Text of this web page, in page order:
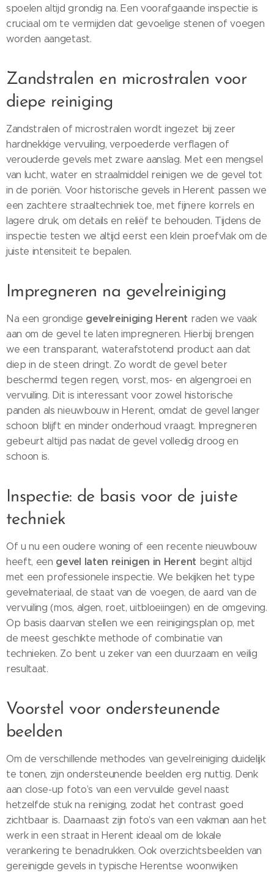
spoelen altijd grondig na. Een voorafgaande inspectie is
cruciaal om te vermijden dat gevoelige stenen of voegen
worden aangetast.
Zandstralen en microstralen voor
diepe reiniging
Zandstralen of microstralen wordt ingezet bij zeer
hardnekkige vervuiling, verpoederde verflagen of
verouderde gevels met zware aanslag. Met een mengsel
van lucht, water en straalmiddel reinigen we de gevel tot
in de poriën. Voor historische gevels in Herent passen we
een zachtere straaltechniek toe, met fijnere korrels en
lagere druk, om details en reliëf te behouden. Tijdens de
inspectie testen we altijd eerst een klein proefvlak om de
juiste intensiteit te bepalen.
Impregneren na gevelreiniging
Na een grondige gevelreiniging Herent raden we vaak
aan om de gevel te laten impregneren. Hierbij brengen
we een transparant, waterafstotend product aan dat
diep in de steen dringt. Zo wordt de gevel beter
beschermd tegen regen, vorst, mos- en algengroei en
vervuiling. Dit is interessant voor zowel historische
panden als nieuwbouw in Herent, omdat de gevel langer
schoon blijft en minder onderhoud vraagt. Impregneren
gebeurt altijd pas nadat de gevel volledig droog en
schoon is.
Inspectie: de basis voor de juiste
techniek
Of u nu een oudere woning of een recente nieuwbouw
heeft, een gevel laten reinigen in Herent begint altijd
met een professionele inspectie. We bekijken het type
gevelmateriaal, de staat van de voegen, de aard van de
vervuiling (mos, algen, roet, uitbloeiingen) en de omgeving.
Op basis daarvan stellen we een reinigingsplan op, met
de meest geschikte methode of combinatie van
technieken. Zo bent u zeker van een duurzaam en veilig
resultaat.
Voorstel voor ondersteunende
beelden
Om de verschillende methodes van gevelreiniging duidelijk
te tonen, zijn ondersteunende beelden erg nuttig. Denk
aan close-up foto’s van een vervuilde gevel naast
hetzelfde stuk na reiniging, zodat het contrast goed
zichtbaar is. Daarnaast zijn foto’s van een vakman aan het
werk in een straat in Herent ideaal om de lokale
verankering te benadrukken. Ook overzichtsbeelden van
gereinigde gevels in typische Herentse woonwijken